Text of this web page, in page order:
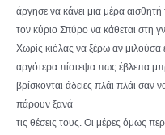
άργησε να κάνει μια μέρα
τον κύριο Σπύρο να κάθεται στη
Χωρίς κιόλας να ξέρω αν μιλούσα
αργότερα πίστεψα πως έβλεπα
βρίσκονται άδειες πλάι πλάι σαν
πάρουν ξανά
τις θέσεις τους. Οι μέρες όμως